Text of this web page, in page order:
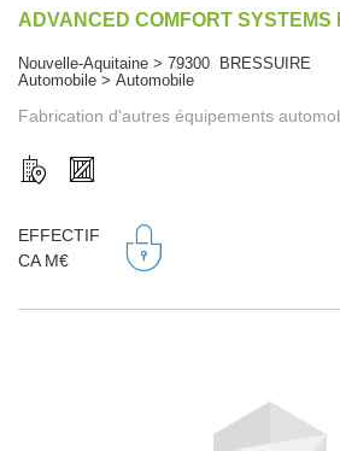
ADVANCED COMFORT SYSTEMS
Nouvelle-Aquitaine > 79300 BRESSUIRE
Automobile > Automobile
Fabrication d'autres équipements
EFFECTIF
CA M€